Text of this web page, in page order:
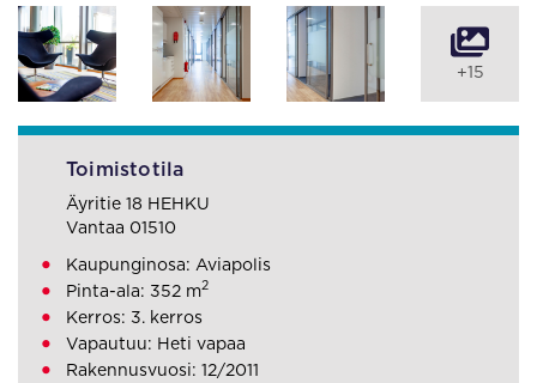
+15
Toimistotila
Äyritie 18 HEHKU
Vantaa 01510
Kaupunginosa: Aviapolis
Pinta-ala: 352 m2
Kerros: 3. kerros
Vapautuu: Heti vapaa
Rakennusvuosi: 12/2011